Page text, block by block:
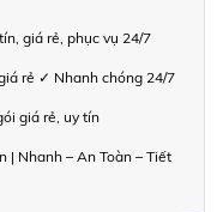
giá rẻ, phục vụ 24/7
rẻ ✓ Nhanh chóng 24/7
giá rẻ, uy tín
| Nhanh – An Toàn – Tiết